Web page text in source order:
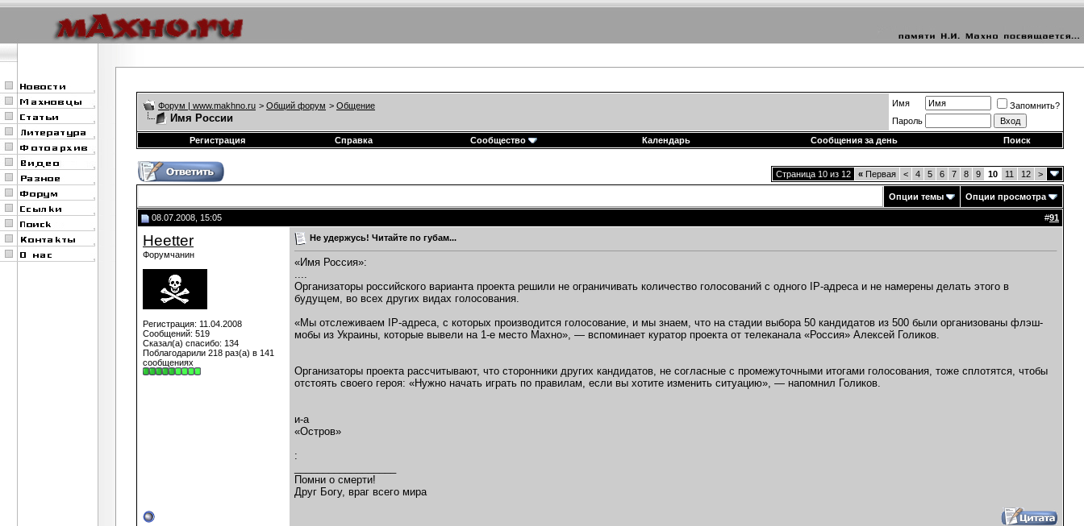
Форум | www.makhno.ru > Общий форум > Общение
Имя России
Имя
Запомнить?
Пароль
Регистрация
Справка Сообщество Календарь Сообщения за день Поиск
Страница 10 из 12 « Первая < 4 5 6 7 8 9 10 11 12 >
Опции темы Опции просмотра
08.07.2008, 15:05 #91
Heetter
Форумчанин
Регистрация: 11.04.2008
Сообщений: 519
Сказал(а) спасибо: 134
Поблагодарили 218 раз(а) в 141
сообщениях
Не удержусь! Читайте по губам...
«Имя Россия»:
....
Организаторы российского варианта проекта решили не ограничивать количество голосований с одного IP-адреса и не намерены делать этого в
будущем, во всех других видах голосования.
«Мы отслеживаем IP-адреса, с которых производится голосование, и мы знаем, что на стадии выбора 50 кандидатов из 500 были организованы флэш-
мобы из Украины, которые вывели на 1-е место Махно», — вспоминает куратор проекта от телеканала «Россия» Алексей Голиков.
Организаторы проекта рассчитывают, что сторонники других кандидатов, не согласные с промежуточными итогами голосования, тоже сплотятся, чтобы
отстоять своего героя: «Нужно начать играть по правилам, если вы хотите изменить ситуацию», — напомнил Голиков.
и-а
«Остров»
:
Помни о смерти!
Друг Богу, враг всего мира